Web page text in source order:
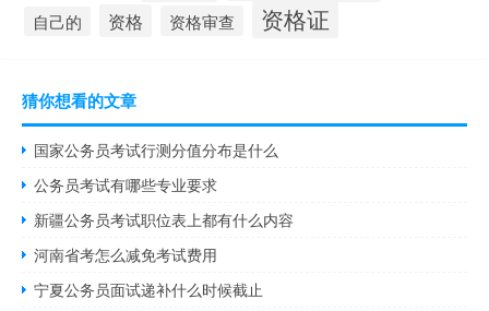
自己的 资格 资格审查 资格证
猜你想看的文章
国家公务员考试行测分值分布是什么
公务员考试有哪些专业要求
新疆公务员考试职位表上都有什么内容
河南省考怎么减免考试费用
宁夏公务员面试递补什么时候截止